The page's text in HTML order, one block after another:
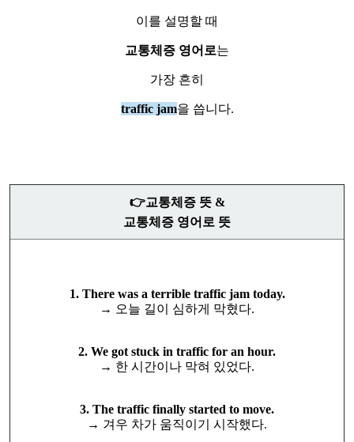
이를 설명할 때
교통체증 영어로는
가장 흔히
traffic jam을 씁니다.
👉교통체증 뜻 &
교통체증 영어로 뜻
1. There was a terrible traffic jam today.
→ 오늘 길이 심하게 막혔다.
2. We got stuck in traffic for an hour.
→ 한 시간이나 막혀 있었다.
3. The traffic finally started to move.
→ 겨우 차가 움직이기 시작했다.